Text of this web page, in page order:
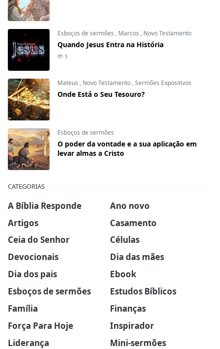
Esboços de sermões , Marcos , Novo Testamento
Quando Jesus Entra na História
5
Mateus , Novo Testamento ,Sermões Expositivos
Onde Está o Seu Tesouro?
Esboços de sermões
O poder da vontade e a sua aplicação em
levar almas a Cristo
CATEGORIAS
A Bíblia Responde
Ano novo
Artigos
Casamento
Ceia do Senhor
Células
Devocionais
Dia das mães
Dia dos pais
Ebook
Esboços de sermões
Estudos Bíblicos
Família
Finanças
Força Para Hoje
Inspirador
Liderança
Mini-sermões